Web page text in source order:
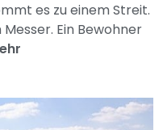
es zu einem Streit.
Ein Bewohner